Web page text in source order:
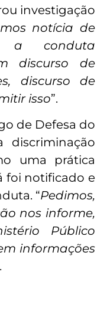
investigação
notícia de
a conduta
discurso de
discurso de
isso”.
de Defesa do
discriminação
uma prática
foi notificado e
“Pedimos,
nos informe,
Público
informações